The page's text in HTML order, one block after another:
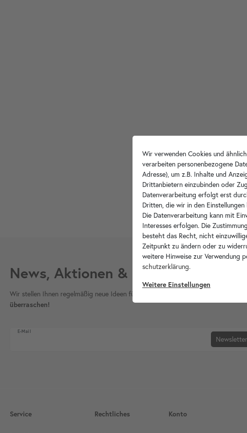
News, Aktionen & Inspiration
Wir stellen Ihnen regelmäßig neue Ideen für Ihr Bad vor, inspirieren Sie mit
überraschen!
E-Mail
Newsletter Honig
Service Rechtliches Konto
Wir verwenden Cookies und
verarbeiten personenbezogene
Adresse), um z.B. Inhalte und
Drittanbietern einzubinden oder
Datenverarbeitung erfolgt erst
Dritten, die wir in den Einstellungen
Die Datenverarbeitung kann mit
Interesses erfolgen. Die
besteht das Recht, nicht
Zeitpunkt zu ändern oder zu
weitere Hinweise zur Verwendung
schutz­erklärung.
Weitere Einstellungen